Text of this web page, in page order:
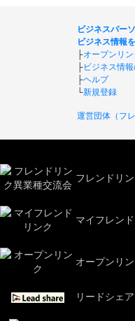
ビジネスパー
ビジネス情報
├オープンリ
├ビジネス情
├ヘルプ
└新規登録
運営団体（フ
フレンドリ
マイフレン
オープンリン
リードシェア